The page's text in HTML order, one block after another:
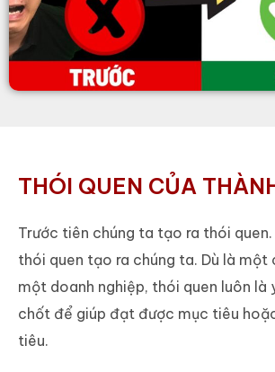
THÓI QUEN CỦA
Trước tiên chúng ta tạo ra thói quen.
thói quen tạo ra chúng ta. Dù là một
một doanh nghiệp, thói quen luôn là
chốt để giúp đạt được mục tiêu
tiêu.